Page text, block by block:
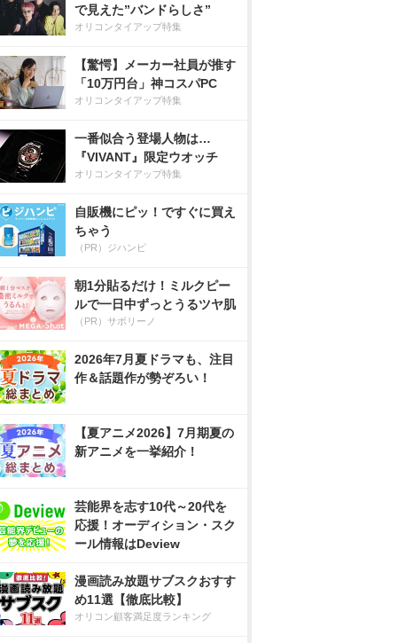
で見えた”バンドらしさ”
オリコンタイアップ特集
【驚愕】メーカー社員が推す
「10万円台」神コスパPC
オリコンタイアップ特集
一番似合う登場人物は…
『VIVANT』限定ウオッチ
オリコンタイアップ特集
自販機にピッ！ですぐに買え
ちゃう
（PR）ジハンピ
朝1分貼るだけ！ミルクピー
ルで一日中ずっとうるツヤ肌
（PR）サボリーノ
2026年7月夏ドラマも、注目
作＆話題作が勢ぞろい！
【夏アニメ2026】7月期夏の
新アニメを一挙紹介！
芸能界を志す10代～20代を
応援！オーディション・スク
ール情報はDeview
漫画読み放題サブスクおすす
め11選【徹底比較】
オリコン顧客満足度ランキング